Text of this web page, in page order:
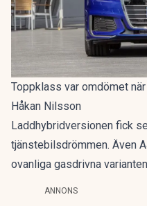
Toppklass var omdömet
Håkan Nilsson
Laddhybridversionen fick
tjänstebilsdrömmen. Även
ovanliga gasdrivna varianten
ANNONS